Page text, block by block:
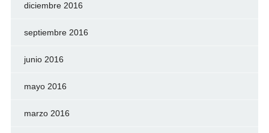
diciembre 2016
septiembre 2016
junio 2016
mayo 2016
marzo 2016